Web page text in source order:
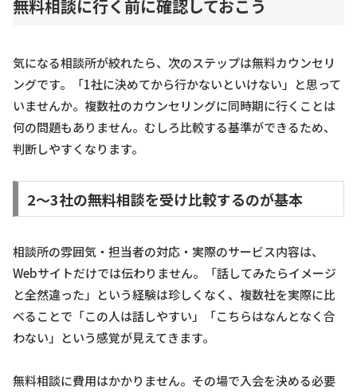
無料相談に行く前に確認しておこう
気になる相談所が絞れたら、次のステップは無料カウンセリ
ングです。「1社に決めてから行かないといけない」と思って
いませんか。複数社のカウンセリングに同時期に行くことは
何の問題もありません。むしろ比較する基準ができるため、
判断しやすくなります。
2〜3社の無料相談を受け比較するのが基本
相談所の雰囲気・担当者の対応・実際のサービス内容は、
Webサイトだけでは伝わりません。「話してみたらイメージ
と全然違った」という経験は珍しくなく、複数社を実際に比
べることで「この人は話しやすい」「こちらはなんとなく合
わない」という感覚が見えてきます。
無料相談に費用はかかりません。その場で入会を決める必要